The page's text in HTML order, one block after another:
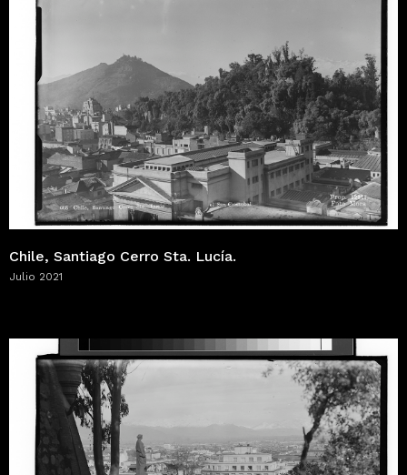
Chile, Santiago Cerro Sta. Lucía.
Julio 2021